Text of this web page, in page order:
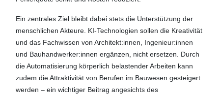
Ein zentrales Ziel bleibt dabei stets die Unterstützung der
menschlichen Akteure. KI-Technologien sollen die Kreativität
und das Fachwissen von Architekt:innen, Ingenieur:innen
und Bauhandwerker:innen ergänzen, nicht ersetzen. Durch
die Automatisierung körperlich belastender Arbeiten kann
zudem die Attraktivität von Berufen im Bauwesen gesteigert
werden – ein wichtiger Beitrag angesichts des